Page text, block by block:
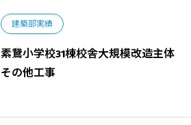
建築部実績
素鵞小学校31棟校舎大規模改造主体
その他工事